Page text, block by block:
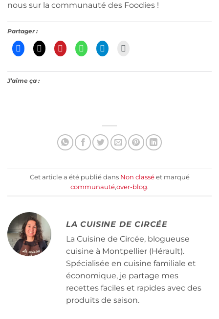
nous sur la communauté des Foodies !
Partager :
J’aime ça :
Cet article a été publié dans Non classéet marqué
communauté,over-blog.
LA CUISINE DE CIRCÉE
La Cuisine de Circée, blogueuse
cuisine à Montpellier (Hérault).
Spécialisée en cuisine familiale et
économique, je partage mes
recettes faciles et rapides avec des
produits de saison.